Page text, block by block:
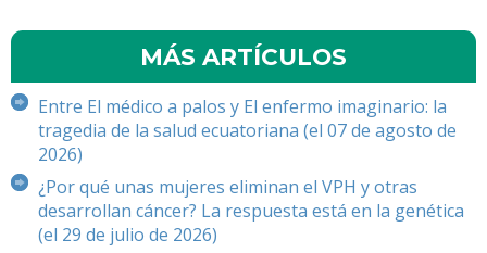
MÁS ARTÍCULOS
Entre El médico a palos y El enfermo imaginario: la
tragedia de la salud ecuatoriana (el 07 de agosto de
2026)
¿Por qué unas mujeres eliminan el VPH y otras
desarrollan cáncer? La respuesta está en la genética
(el 29 de julio de 2026)